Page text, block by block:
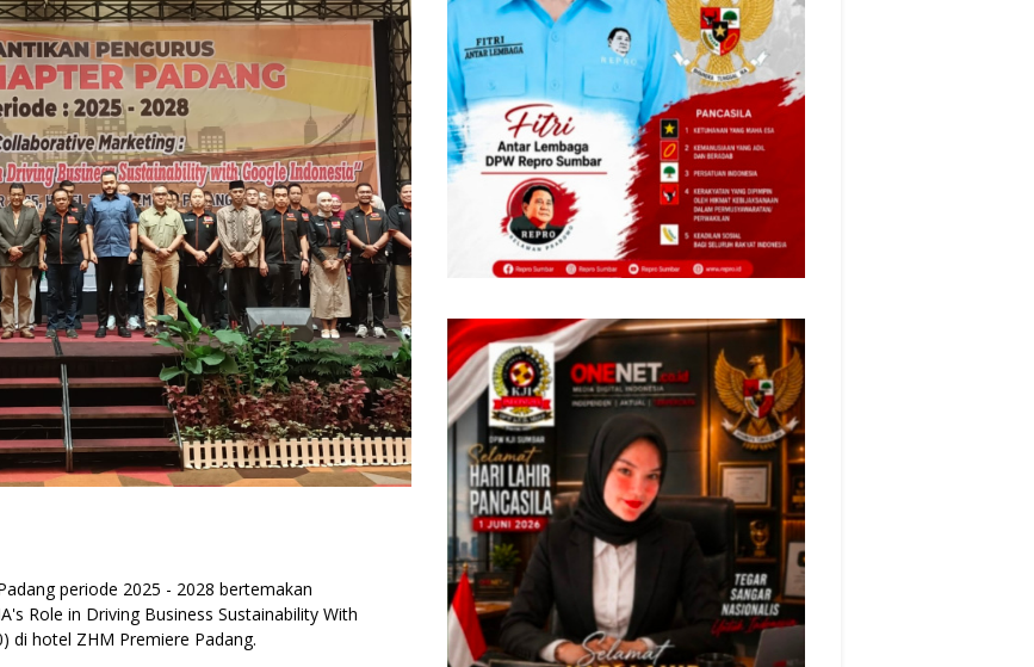
periode 2025 - 2028 bertemakan
Role in Driving Business Sustainability With
di hotel ZHM Premiere Padang.